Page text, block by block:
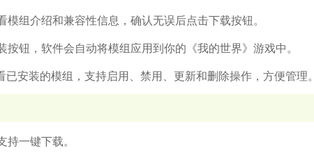
组介绍和兼容性信息，确认无误后点击下载按钮。
按钮，软件会自动将模组应用到你的《我的世界》游戏中。
已安装的模组，支持启用、禁用、更新和删除操作，方便管理。
持一键下载。